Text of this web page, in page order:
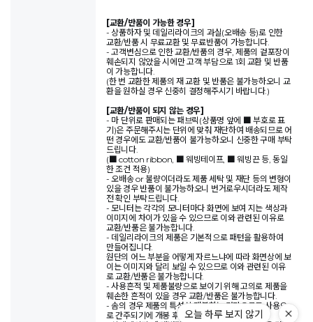
[교환/반품이 가능한 경우]
- 상품하자 및 데일리라이크의 과실(오배송 등)로 인한
교환/반품 시 무료교환 및 무료반품이 가능합니다.
- 고객변심으로 인한 교환/반품의 경우, 제품의 겉포장이
훼손되지 않았을 시에만 고객 부담으로 1회 교환 및 반품
이 가능합니다.
(한 번 교환한 제품의 재 교환 및 반품은 불가능하오니 교
환을 원하실 경우 신중히 결정해주시기 바랍니다.)
[교환/반품이 되지 않는 경우]
- 마 단위로 판매되는 패브릭(상품명 앞에 ■ 부호로 표
기)은 주문해주시는 단위에 맞춰 재단하여 배송되므로 어
떤 경우에도 교환/반품이 불가능하오니 신중한 구매 부탁
드립니다.
(■ cotton ribbon, ■ 웨빙테이프, ■ 웨빙끈 등, 동일
한 조건 적용)
- 오배송 or 불량이더라도 제품 세탁 및 재단 등의 변형이
있을 경우 반품이 불가능하오니 번거로우시더라도 제작
전 확인 부탁드립니다.
- 모니터는 각각의 모니터마다 화면에 보여 지는 색상과
이미지에 차이가 있을 수 있으므로 이와 관련된 이유로
교환/반품은 불가능합니다.
- 데일리라이크의 제품은 기본적으로 패턴을 활용하여
만들어집니다.
원단의 어느 부분을 어떻게 자르느냐에 따라 화면상에 보
이는 이미지와 달리 보일 수 있으므로 이와 관련된 이유
로 교환/반품은 불가능합니다.
- 사용흔적 및 제품불량으로 보이기 위해 고의로 제품을
훼손한 흔적이 있을 경우 교환/반품은 불가능합니다.
- 솜의 경우 제품의 특성상 개봉하는 것만으로도 사용으
로 간주되기에 개봉 후 교환/반품이 불가합니다.